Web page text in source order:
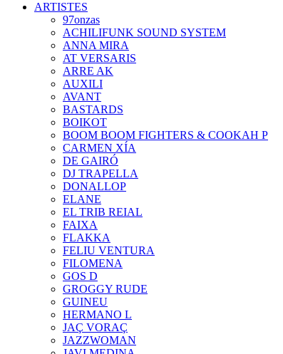
ARTISTES
97onzas
ACHILIFUNK SOUND SYSTEM
ANNA MIRA
AT VERSARIS
ARRE AK
AUXILI
AVANT
BASTARDS
BOIKOT
BOOM BOOM FIGHTERS & COOKAH P
CARMEN XÍA
DE GAIRÓ
DJ TRAPELLA
DONALLOP
ELANE
EL TRIB REIAL
FAIXA
FLAKKA
FELIU VENTURA
FILOMENA
GOS D
GROGGY RUDE
GUINEU
HERMANO L
JAÇ VORAÇ
JAZZWOMAN